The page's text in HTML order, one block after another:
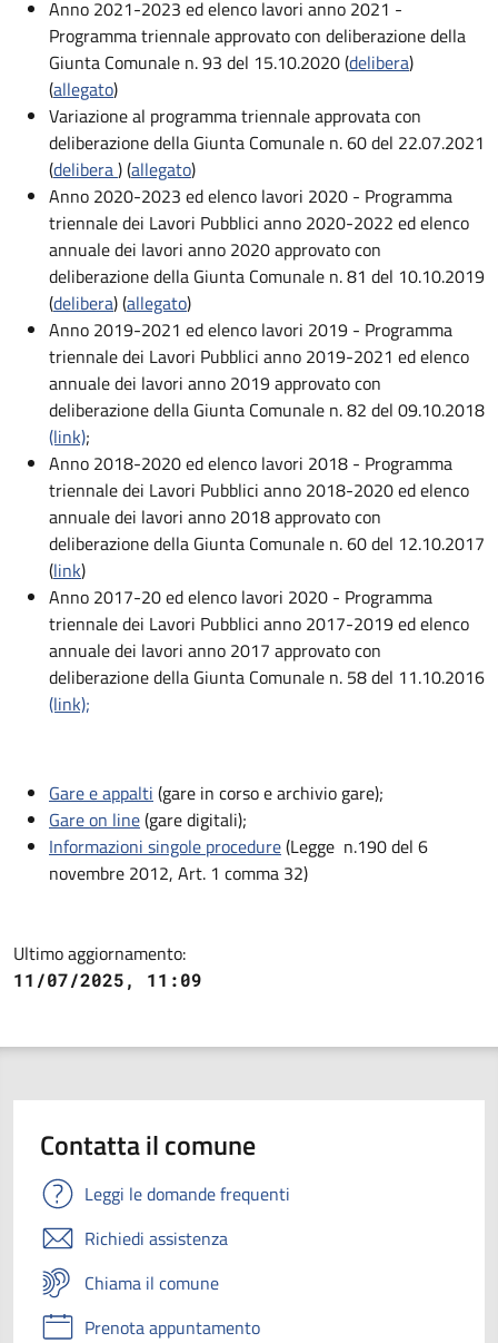
Anno 2021-2023 ed elenco lavori anno 2021 -
Programma triennale approvato con deliberazione della
Giunta Comunale n. 93 del 15.10.2020 (delibera)
(allegato)
Variazione al programma triennale approvata con
deliberazione della Giunta Comunale n. 60 del 22.07.2021
(delibera) (allegato)
Anno 2020-2023 ed elenco lavori 2020 - Programma
triennale dei Lavori Pubblici anno 2020-2022 ed elenco
annuale dei lavori anno 2020 approvato con
deliberazione della Giunta Comunale n. 81 del 10.10.2019
(delibera) (allegato)
Anno 2019-2021 ed elenco lavori 2019 - Programma
triennale dei Lavori Pubblici anno 2019-2021 ed elenco
annuale dei lavori anno 2019 approvato con
deliberazione della Giunta Comunale n. 82 del 09.10.2018
(link);
Anno 2018-2020 ed elenco lavori 2018 - Programma
triennale dei Lavori Pubblici anno 2018-2020 ed elenco
annuale dei lavori anno 2018 approvato con
deliberazione della Giunta Comunale n. 60 del 12.10.2017
(link)
Anno 2017-20 ed elenco lavori 2020 - Programma
triennale dei Lavori Pubblici anno 2017-2019 ed elenco
annuale dei lavori anno 2017 approvato con
deliberazione della Giunta Comunale n. 58 del 11.10.2016
(link);
Gare e appalti (gare in corso e archivio gare);
Gare on line(gare digitali);
Informazioni singole procedure(Legge n.190 del 6
novembre 2012, Art. 1 comma 32)
Ultimo aggiornamento:
11/07/2025, 11:09
Contatta il comune
Leggi le domande frequenti
Richiedi assistenza
Chiama il comune
Prenota appuntamento